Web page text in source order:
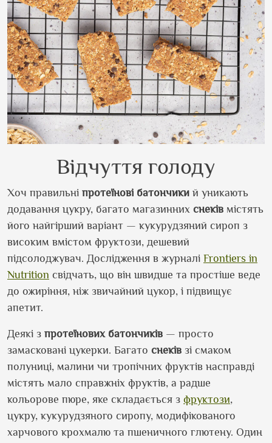
Відчуття голоду
Хоч правильні протеїнові батончики й уникають
додавання цукру, багато магазинних снеків містять
його найгірший варіант — кукурудзяний сироп з
високим вмістом фруктози, дешевий
підсолоджувач. Дослідження в журналі Frontiers in
Nutrition свідчать, що він швидше та простіше веде
до ожиріння, ніж звичайний цукор, і підвищує
апетит.
Деякі з протеїнових батончиків — просто
замасковані цукерки. Багато снеків зі смаком
полуниці, малини чи тропічних фруктів насправді
містять мало справжніх фруктів, а радше
кольорове пюре, яке складається з фруктози,
цукру, кукурудзяного сиропу, модифікованого
харчового крохмалю та пшеничного глютену. Один